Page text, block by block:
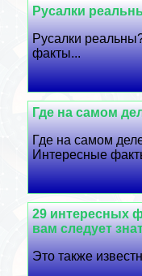
Русалки
Русалки
факты...
Где на самом
Где на самом
Интересные
29 интересных
вам следует
Это также